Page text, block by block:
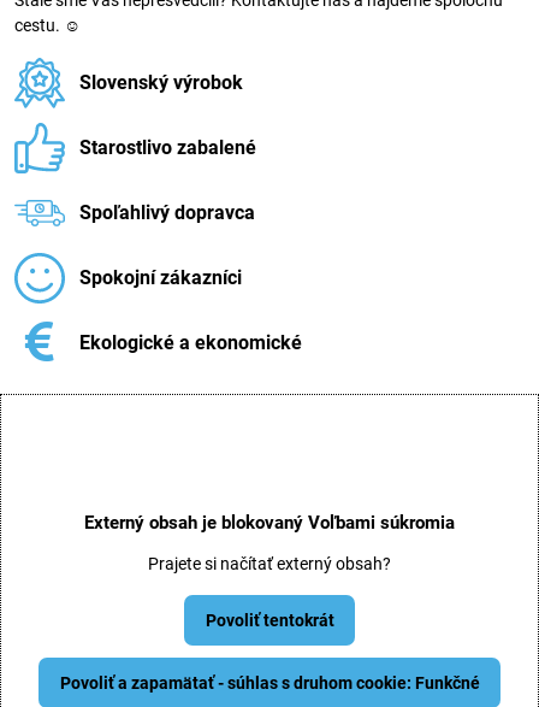
cestu. ☺
Slovenský výrobok
Starostlivo zabalené
Spoľahlivý dopravca
Spokojní zákazníci
Ekologické a ekonomické
Externý obsah je blokovaný Voľbami súkromia
Prajete si načítať externý obsah?
Povoliť tentokrát
Povoliť a zapamätať - súhlas s druhom cookie: Funkčné